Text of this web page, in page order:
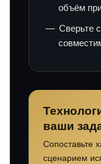
объём
Сверьте
ваши
Сопоставьте
сценарием